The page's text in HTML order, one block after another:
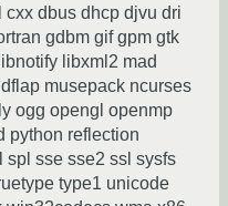
dbus dhcp djvu dri
gdbm gif gpm gtk
libxml2 mad
musepack ncurses
ogg opengl openmp
python reflection
sse sse2 ssl sysfs
type1 unicode